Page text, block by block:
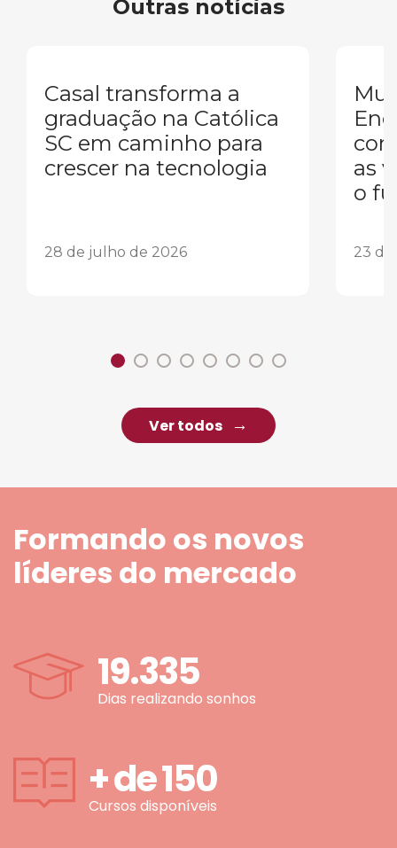
Outras notícias
Casal transforma a
graduação na Católica
SC em caminho para
crescer na tecnologia
28 de julho de 2026
as
o
23
Ver todos
Formando os novos
líderes do mercado
19.335
Dias realizando sonhos
+ de150
Cursos disponíveis